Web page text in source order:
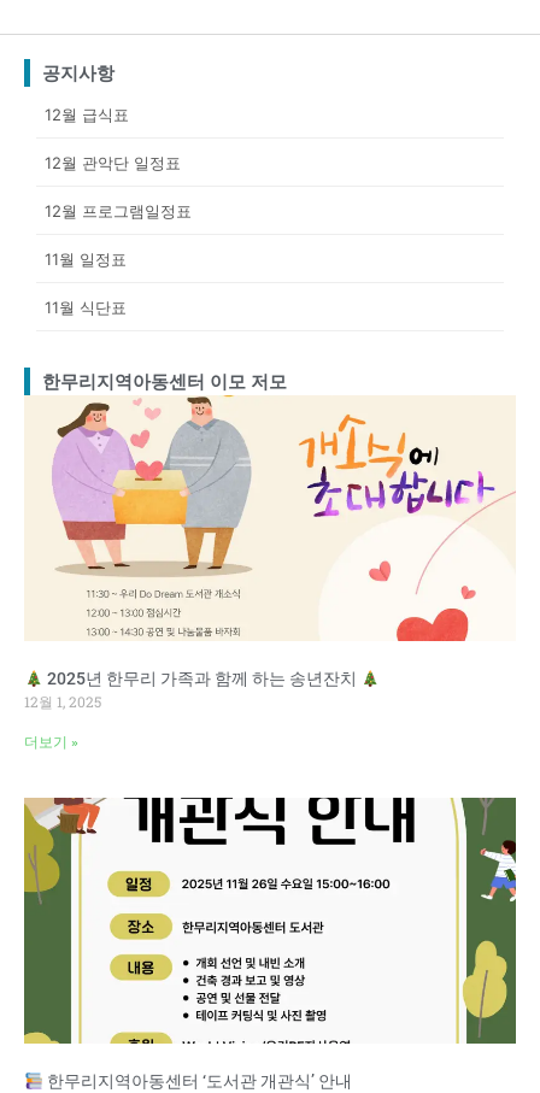
공지사항
12월 급식표
12월 관악단 일정표
12월 프로그램일정표
11월 일정표
11월 식단표
한무리지역아동센터 이모 저모
2025년 한무리 가족과 함께 하는 송년잔치
12월 1, 2025
더보기 »
한무리지역아동센터 ‘도서관 개관식’ 안내